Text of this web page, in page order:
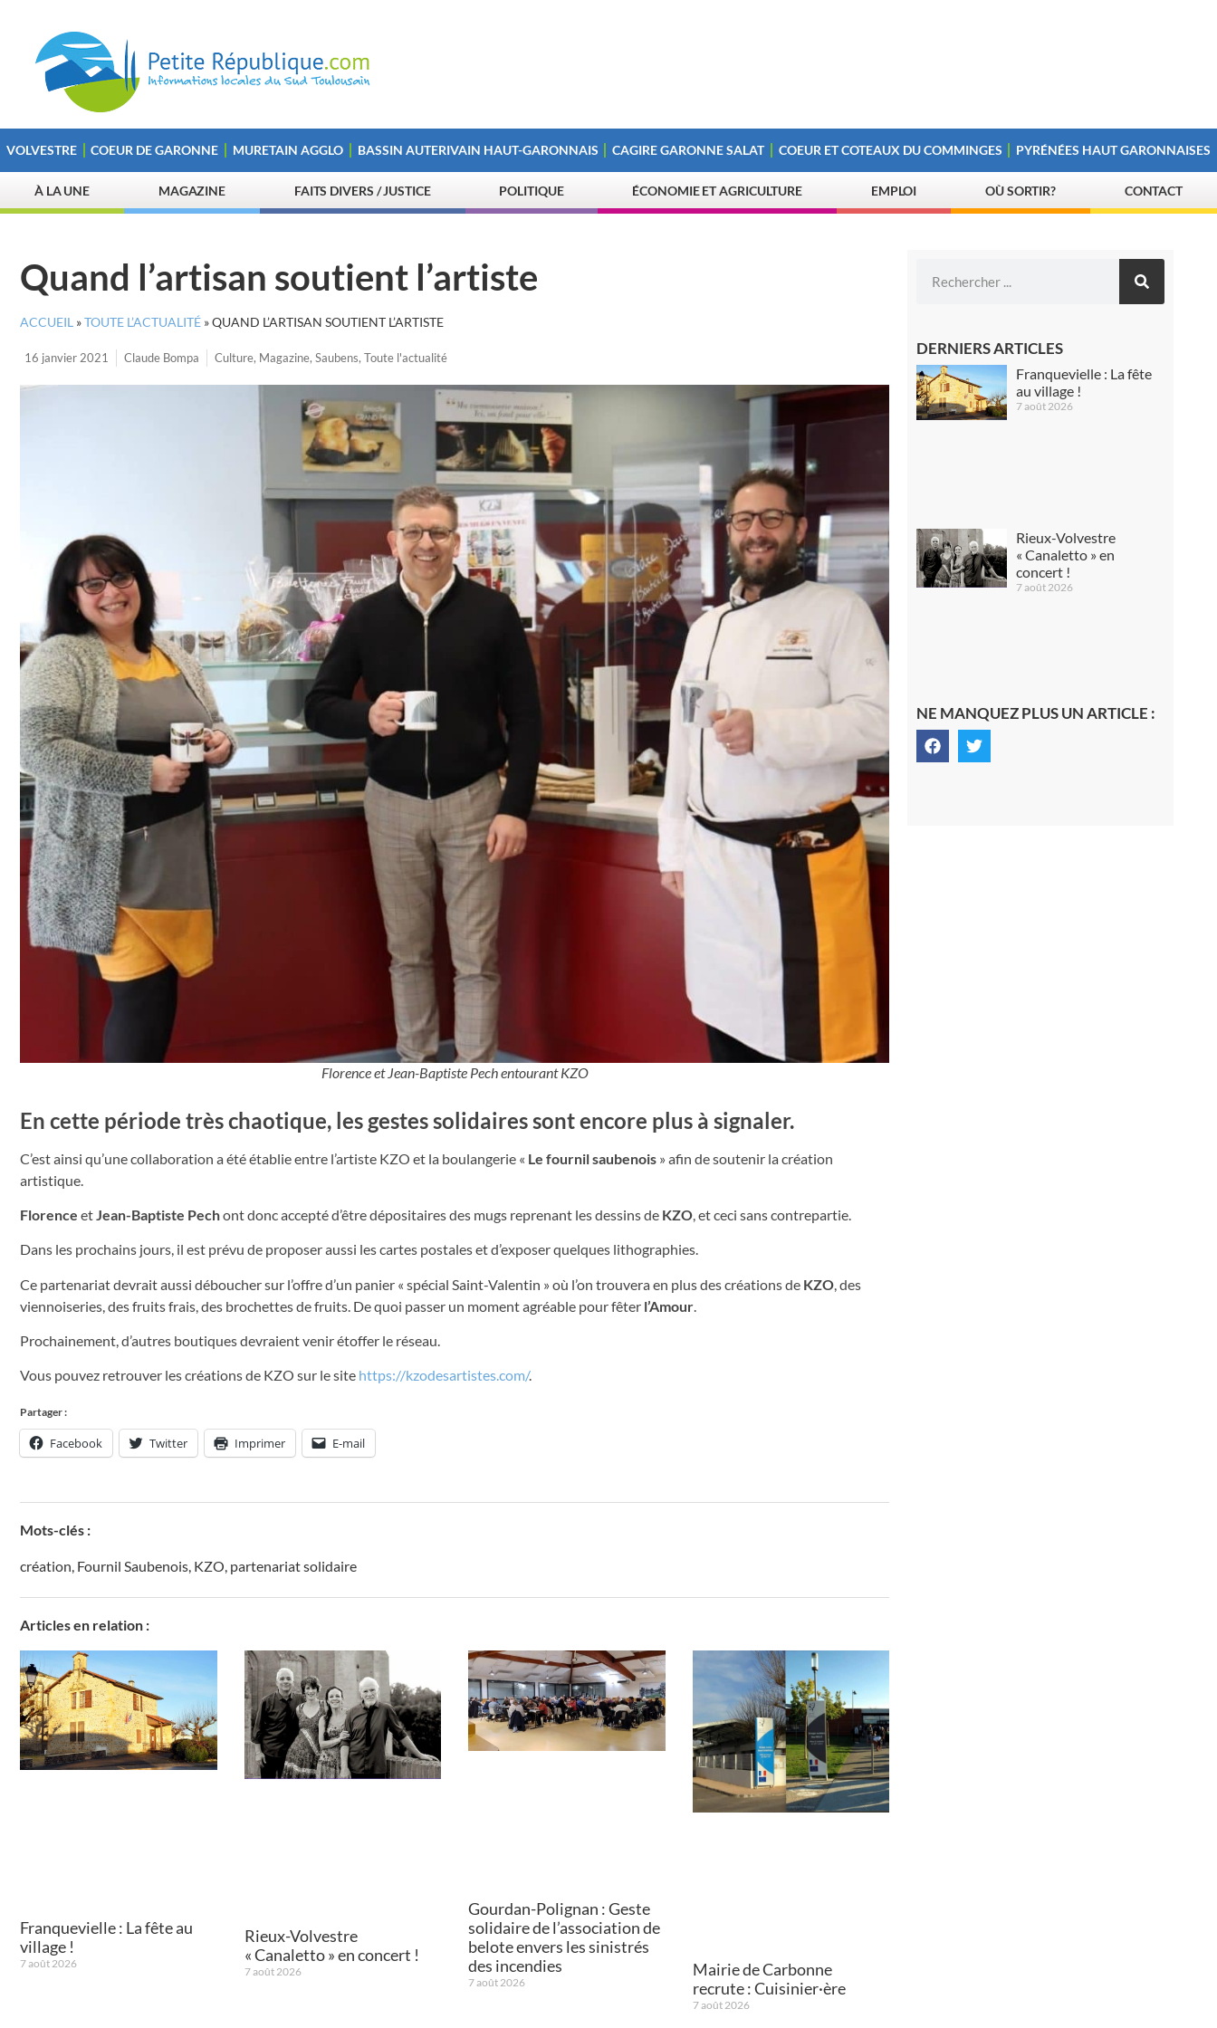
VOLVESTRE COEUR DE GARONNE MURETAIN AGGLO BASSIN AUTERIVAIN HAUT-GARONNAIS CAGIRE GARONNE SALAT COEUR ET COTEAUX DU COMMINGES PYRÉNÉES HAUT GARONNAISES
À LA UNE MAGAZINE FAITS DIVERS / JUSTICE POLITIQUE ÉCONOMIE ET AGRICULTURE EMPLOI OÙ SORTIR? CONTACT
Quand l’artisan soutient l’artiste
ACCUEIL »TOUTE L’ACTUALITÉ »QUAND L’ARTISAN SOUTIENT L’ARTISTE
16 janvier 2021 Claude Bompa Culture, Magazine, Saubens, Toute l'actualité
Florence et Jean-Baptiste Pech entourant KZO
En cette période très chaotique, les gestes solidaires sont encore plus à signaler.
C’est ainsi qu’une collaboration a été établie entre l’artiste KZO et la boulangerie « Le fournil saubenois » afin de soutenir la création
artistique.
Florence etJean-Baptiste Pechont donc accepté d’être dépositaires des mugs reprenant les dessins de KZO, et ceci sans contrepartie.
Dans les prochains jours, il est prévu de proposer aussi les cartes postales et d’exposer quelques lithographies.
Ce partenariat devrait aussi déboucher sur l’offre d’un panier « spécial Saint-Valentin » où l’on trouvera en plus des créations de KZO , des
viennoiseries, des fruits frais, des brochettes de fruits. De quoi passer un moment agréable pour fêter l’Amour
Prochainement, d’autres boutiques devraient venir étoffer le réseau.
Vous pouvez retrouver les créations de KZO sur le site https://kzodesartistes.com/.
Partager :
Facebook Twitter Imprimer E-mail
Mots-clés :
création, Fournil Saubenois, KZO, partenariat solidaire
Articles en relation :
Franquevielle : La fête au
village !
7 août 2026
Rieux-Volvestre
« Canaletto » en concert !
7 août 2026
Gourdan-Polignan : Geste
solidaire de l’association de
belote envers les sinistrés
des incendies
7 août 2026
Mairie de Carbonne
recrute : Cuisinier·ère
7 août 2026
DERNIERS ARTICLES
Franquevielle : La fête
au village !
7 août 2026
Rieux-Volvestre
« Canaletto » en
concert !
7 août 2026
NE MANQUEZ PLUS UN ARTICLE :